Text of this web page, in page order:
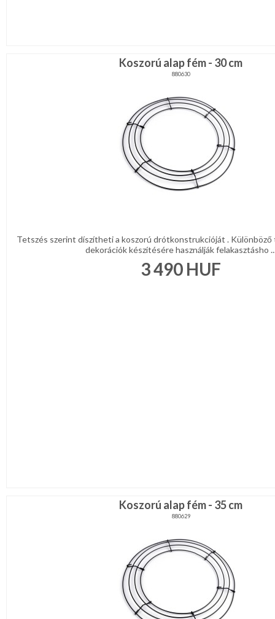
Koszorú alap fém - 30 cm
880630
Tetszés szerint díszítheti a koszorú drótkonstrukcióját . Különböző
dekorációk készítésére használják felakasztásho
3 490 HUF
Koszorú alap fém - 35 cm
880629